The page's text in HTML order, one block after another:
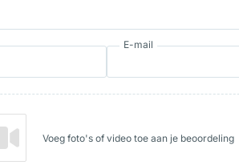
E-mail
Voeg foto's of video toe aan je beoordeling